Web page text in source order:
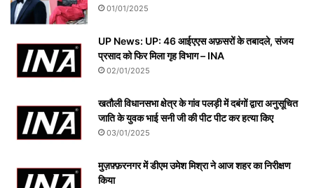
01/01/2025
UP News: UP: 46 आईएएस अफ़सरों के तबादले, संजय
प्रसाद को फिर मिला गृह विभाग – INA
02/01/2025
खतौली विधानसभा क्षेत्र के गांव पलड़ी में दबंगों द्वारा अनुसूचित
जाति के युवक भाई सनी जी की पीट पीट कर हत्या किए
03/01/2025
मुज़फ़्फ़रनगर में डीएम उमेश मिश्रा ने आज शहर का निरीक्षण
किया